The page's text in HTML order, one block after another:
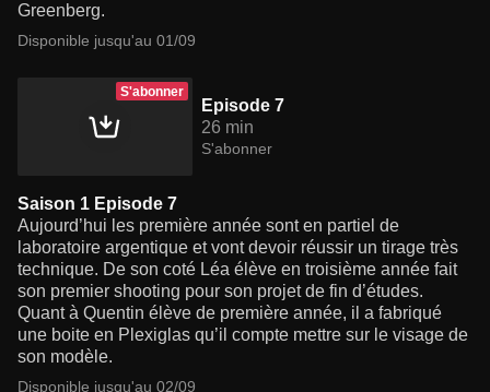
Greenberg.
Disponible jusqu'au 01/09
S'abonner
Episode 7
26 min
S'abonner
Saison 1 Episode 7
Aujourd’hui les première année sont en partiel de
laboratoire argentique et vont devoir réussir un tirage très
technique. De son coté Léa élève en troisième année fait
son premier shooting pour son projet de fin d’études.
Quant à Quentin élève de première année, il a fabriqué
une boite en Plexiglas qu’il compte mettre sur le visage de
son modèle.
Disponible jusqu'au 02/09